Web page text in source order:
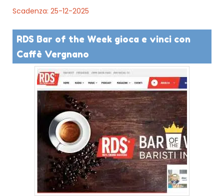
Scadenza: 25-12-2025
RDS Bar of the Week gioca e vinci con
Caffè Vergnano